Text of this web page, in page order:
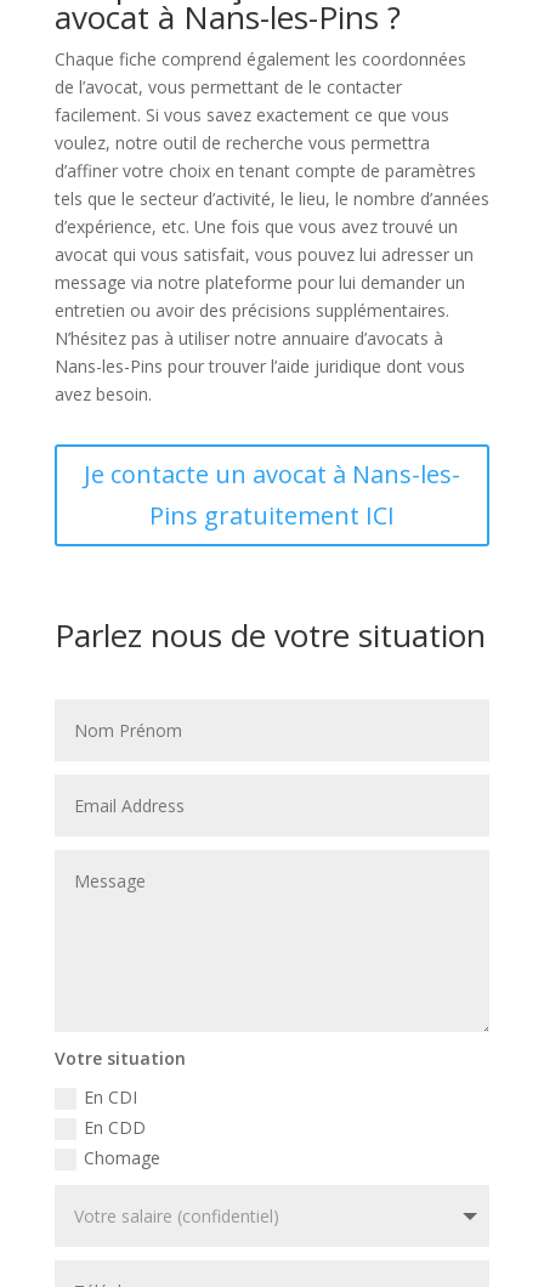
avocat à Nans-les-Pins ?
Chaque fiche comprend également les coordonnées
de l’avocat, vous permettant de le contacter
facilement. Si vous savez exactement ce que vous
voulez, notre outil de recherche vous permettra
d’affiner votre choix en tenant compte de paramètres
tels que le secteur d’activité, le lieu, le nombre d’années
d’expérience, etc. Une fois que vous avez trouvé un
avocat qui vous satisfait, vous pouvez lui adresser un
message via notre plateforme pour lui demander un
entretien ou avoir des précisions supplémentaires.
N’hésitez pas à utiliser notre annuaire d’avocats à
Nans-les-Pins pour trouver l’aide juridique dont vous
avez besoin.
Je contacte un avocat à Nans-les-
Pins gratuitement ICI
Parlez nous de votre situation
Votre situation
En CDI
En CDD
Chomage